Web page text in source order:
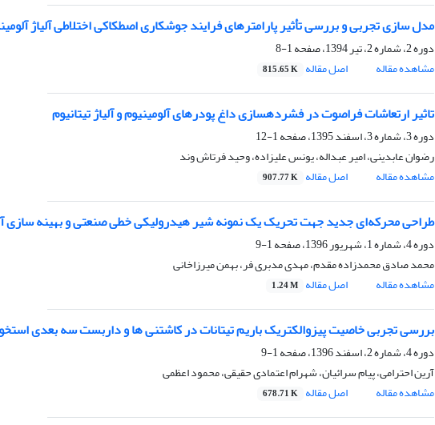
مدل سازی تجربی و بررسی تأثیر پارامترهای فرایند جوشکاری اصطکاکی اختلاطی آلیاژ آلومینیوم 5456 با استفاده از شبکه عصبی
دوره 2، شماره 2، تیر 1394، صفحه
1-8
مشاهده مقاله
اصل مقاله 815.65 K
تاثیر ارتعاشات فراصوت در فشرده‎سازی داغ پودرهای آلومینیوم و آلیاژ تیتانیوم
دوره 3، شماره 3، اسفند 1395، صفحه
1-12
رضوان عابدینی، امیر عبداله، یونس علیزاده، وحید فرتاش وند
مشاهده مقاله
اصل مقاله 907.77 K
طراحی محرکه‌ای جدید جهت تحریک یک نمونه شیر هیدرولیکی خطی صنعتی و بهینه سازی
دوره 4، شماره 1، شهریور 1396، صفحه
1-9
محمد صادق محمدزاده مقدم، مهدی مدبری فر، بهمن میرزاخانی
مشاهده مقاله
اصل مقاله 1.24 M
بررسی تجربی خاصیت پیزوالکتریک باریم تیتانات در کاشتنی ها و داربست سه بعدی
دوره 4، شماره 2، اسفند 1396، صفحه
1-9
آرین احترامی، پیام سرائیان، شهرام اعتمادی حقیقی، محمود اعظمی
مشاهده مقاله
اصل مقاله 678.71 K